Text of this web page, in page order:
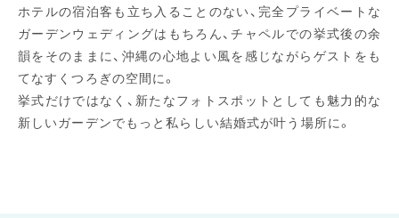
ホテルの宿泊客も立ち入ることのない、完全プライベートな
ガーデンウェディングはもちろん、チャペルでの挙式後の余
韻をそのままに、沖縄の心地よい風を感じながらゲストをも
てなすくつろぎの空間に。
挙式だけではなく、新たなフォトスポットとしても魅力的な
新しいガーデンでもっと私らしい結婚式が叶う場所に。